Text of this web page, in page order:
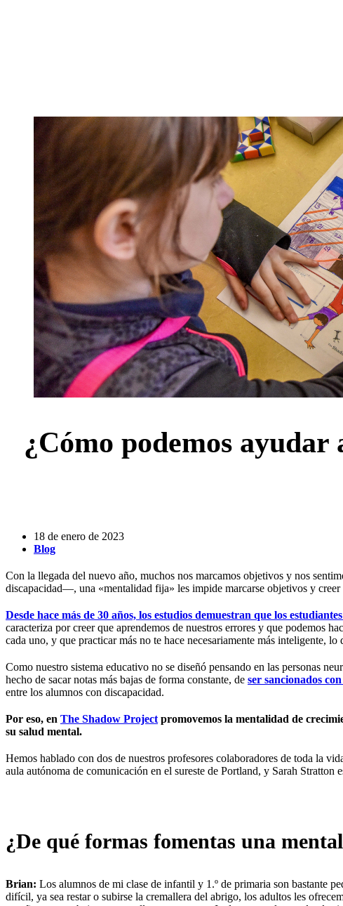
¿Cómo podemos
18 de enero de 2023
Blog
Con la llegada del nuevo año, muchos nos marcamos objetivos y nos
discapacidad—, una «mentalidad fija» les impide marcarse objetivos y creer
Desde hace más de 30 años, los estudios demuestran que los
caracteriza por creer que aprendemos de nuestros errores y que podemos
cada uno, y que practicar más no te hace necesariamente más inteligente, lo
Como nuestro sistema educativo no se diseñó pensando en las personas
hecho de sacar notas más bajas de forma constante, de ser sancionados
entre los alumnos con discapacidad.
Por eso, en The Shadow Project promovemos la mentalidad de
su salud mental.
Hemos hablado con dos de nuestros profesores colaboradores de toda la
aula autónoma de comunicación en el sureste de Portland, y Sarah Stratton
¿De qué formas fomentas una
Brian: Los alumnos de mi clase de infantil y 1.º de primaria son bastante
difícil, ya sea restar o subirse la cremallera del abrigo, los adultos les